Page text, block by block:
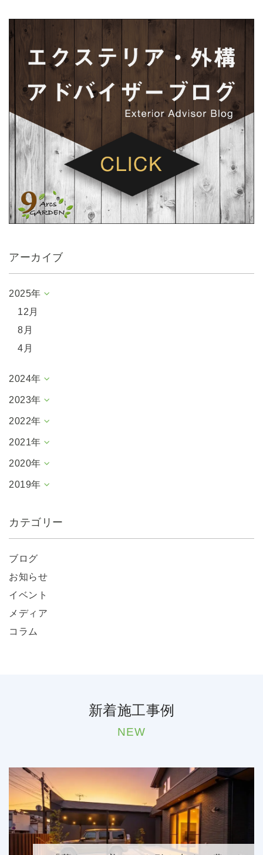
アーカイブ
2025年
12月
8月
4月
2024年
2023年
2022年
2021年
2020年
2019年
カテゴリー
ブログ
お知らせ
イベント
メディア
コラム
新着施工事例
NEW